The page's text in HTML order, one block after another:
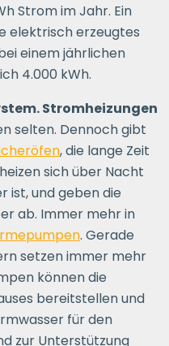
Strom im Jahr. Ein
elektrisch erzeugtes
einem jährlichen
4.000 kWh.
Stromheizungen
selten. Dennoch gibt
, die lange Zeit
sich über Nacht
ist, und geben die
ab. Immer mehr in
. Gerade
setzen immer mehr
können die
bereitstellen und
für den
zur Unterstützung